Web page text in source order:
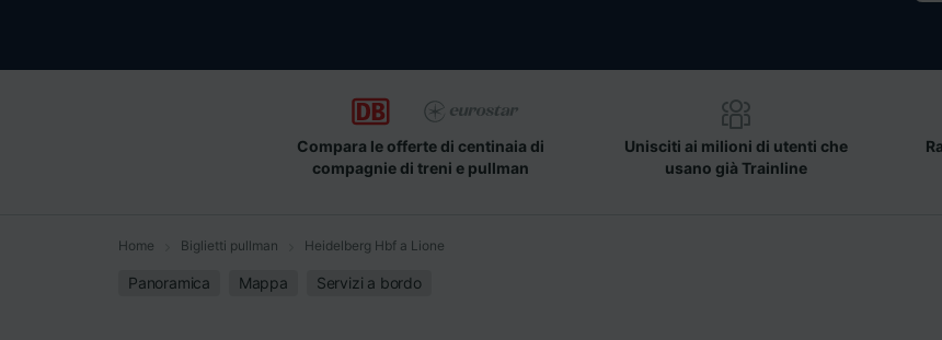
Compara le offerte di centinaia di
compagnie di treni e pullman
Unisciti ai milioni di utenti che
usano già Trainline
Home Biglietti pullman Heidelberg Hbf a Lione
Panoramica Mappa Servizi a bordo